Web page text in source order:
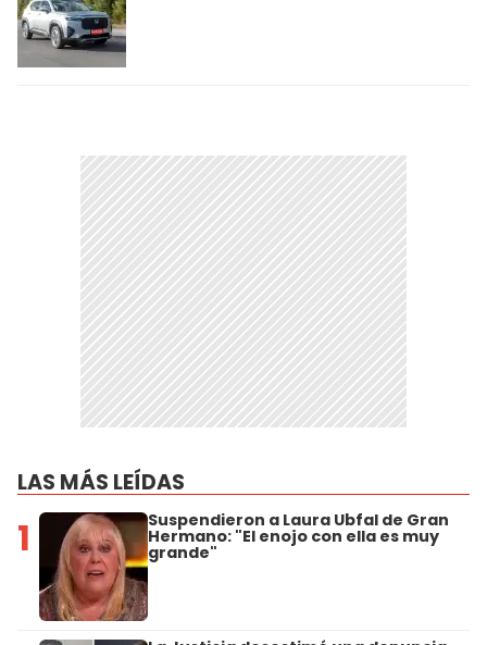
LAS MÁS LEÍDAS
1 Suspendieron a Laura Ubfal de Gran
Hermano: "El enojo con ella es muy
grande"